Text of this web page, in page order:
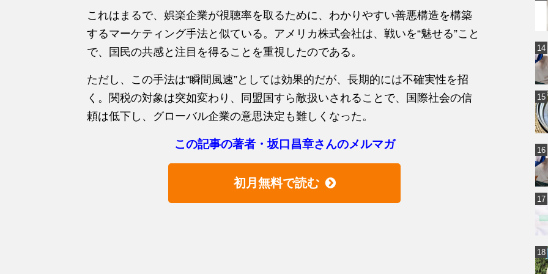
これはまるで、娯楽企業が視聴率を取るために、わかりやすい善悪構造を構築
するマーケティング手法と似ている。アメリカ株式会社は、戦いを“魅せる”こと
で、国民の共感と注目を得ることを重視したのである。
ただし、この手法は“瞬間風速”としては効果的だが、長期的には不確実性を招
く。関税の対象は突如変わり、同盟国すら敵扱いされることで、国際社会の信
頼は低下し、グローバル企業の意思決定も難しくなった。
この記事の著者・坂口昌章さんのメルマガ
初月無料で読む